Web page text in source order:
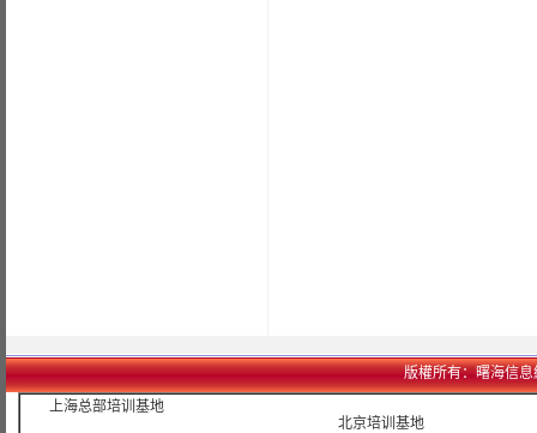
版權所有：曙海信息
上海总部培训基地
北京培训基地